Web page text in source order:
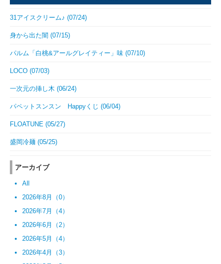
31アイスクリーム♪ (07/24)
身から出た闇 (07/15)
パルム「白桃&アールグレイティー」味 (07/10)
LOCO (07/03)
一次元の挿し木 (06/24)
パペットスンスン Happyくじ (06/04)
FLOATUNE (05/27)
盛岡冷麺 (05/25)
アーカイブ
All
2026年8月（0）
2026年7月（4）
2026年6月（2）
2026年5月（4）
2026年4月（3）